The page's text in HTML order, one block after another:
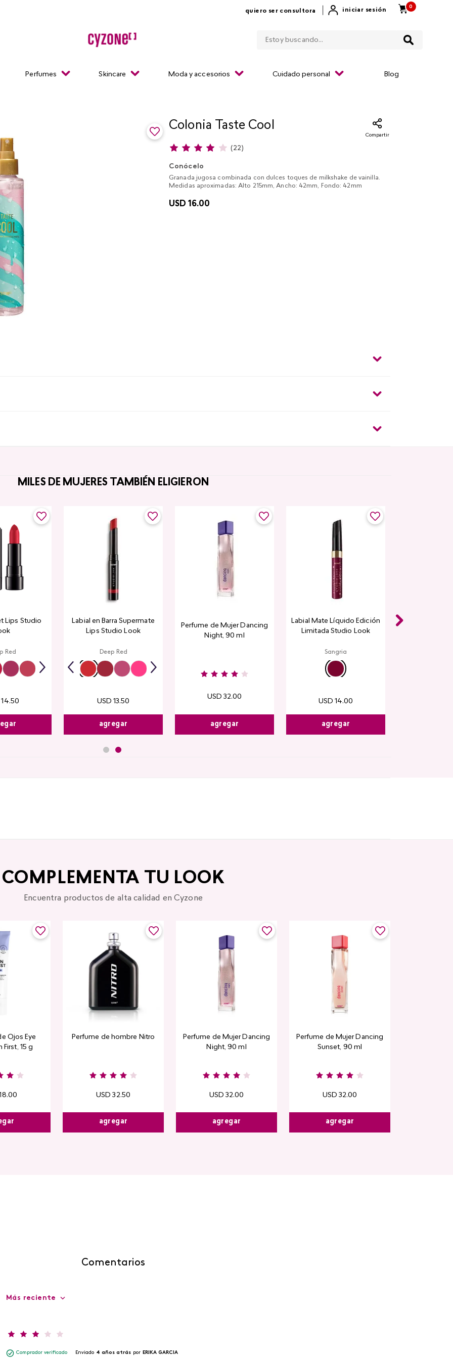
quiero ser consultora iniciar sesión
0
Perfumes Skincare Moda y accesorios Cuidado personal Blog
Colonia Taste Cool
Compartir
(22)
Conócelo
Granada jugosa combinada con dulces toques de milkshake de vainilla.
Medidas aproximadas: Alto 215mm, Ancho: 42mm, Fondo: 42mm
USD 16.00
MILES DE MUJERES TAMBIÉN ELIGIERON
Lips Studio
Red
14.50
Labial en Barra Supermate
Lips Studio Look
Deep Red
USD 13.50
agregar
Perfume de Mujer Dancing
Night, 90 ml
USD 32.00
agregar
Labial Mate Líquido Edición
Limitada Studio Look
Sangria
USD 14.00
agregar
COMPLEMENTA TU LOOK
Encuentra productos de alta calidad en Cyzone
Ojos Eye
First, 15 g
.00
Perfume de hombre Nitro
USD 32.50
agregar
Perfume de Mujer Dancing
Night, 90 ml
USD 32.00
agregar
Perfume de Mujer Dancing
Sunset, 90 ml
USD 32.00
agregar
Comentarios
Más reciente
Comprador verificado Enviado 4 años atrás por ERIKA GARCIA